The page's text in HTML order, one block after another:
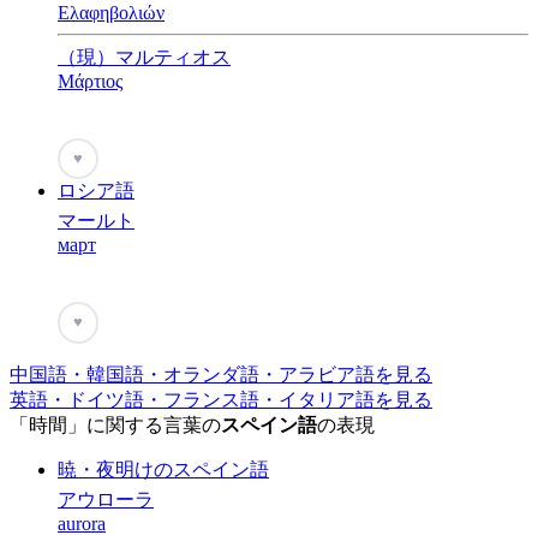
Ελαφηβολιών
（現）マルティオス
Μάρτιος
♥
ロシア語
マールト
март
♥
中国語・韓国語・オランダ語・アラビア語を見る
英語・ドイツ語・フランス語・イタリア語を見る
「時間」に関する言葉のスペイン語の表現
暁・夜明けのスペイン語
アウローラ
aurora